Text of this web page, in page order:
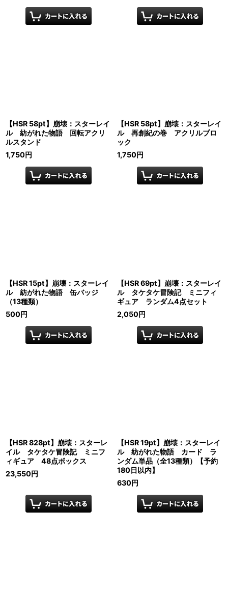
【HSR 58pt】崩壊：スターレイ
ル 紡がれた物語 回転アクリ
ルスタンド
1,750円
【HSR 58pt】崩壊：スターレイ
ル 再創紀の巻 アクリルブロ
ック
1,750円
【HSR 15pt】崩壊：スターレイ
ル 紡がれた物語 缶バッジ
（13種類）
500円
【HSR 69pt】崩壊：スターレイ
ル タケタケ冒険記 ミニフィ
ギュア ランダム4点セット
2,050円
【HSR 828pt】崩壊：スターレ
イル タケタケ冒険記 ミニフ
ィギュア 48点ボックス
23,550円
【HSR 19pt】崩壊：スターレイ
ル 紡がれた物語 カード ラ
ンダム単品（全13種類）【予約
180日以内】
630円